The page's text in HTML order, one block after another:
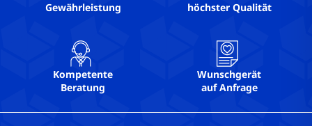
Gewährleistung
höchster Qualität
Kompetente
Beratung
Wunschgerät
auf Anfrage